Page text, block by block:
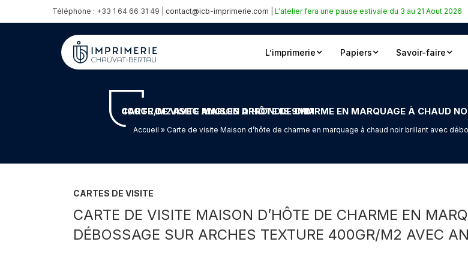
Téléphone : +33 1 64 66 31 49 | contact@icb-imprimerie.com L'atelier fera une pause estivale du 3 au 21 Aout 2026
L’imprimerie Papiers Savoir-faire
CARTE DE VISITE MAISON D’HÔTE DE CHARME EN MARQUAGE À CHAUD NOIR BRILLANT AVEC DÉBOSSAGE SUR ARCHES TEXTURE 400GR/M2 AVEC ANGLES ARRONDIS 9MM
Accueil » Carte de visite Maison d’hôte de charme en marquage à chaud noir brillant avec
CARTES DE VISITE
CARTE DE VISITE MAISON D’HÔTE DE CHARME EN
DÉBOSSAGE SUR ARCHES TEXTURE 400GR/M2 AVEC